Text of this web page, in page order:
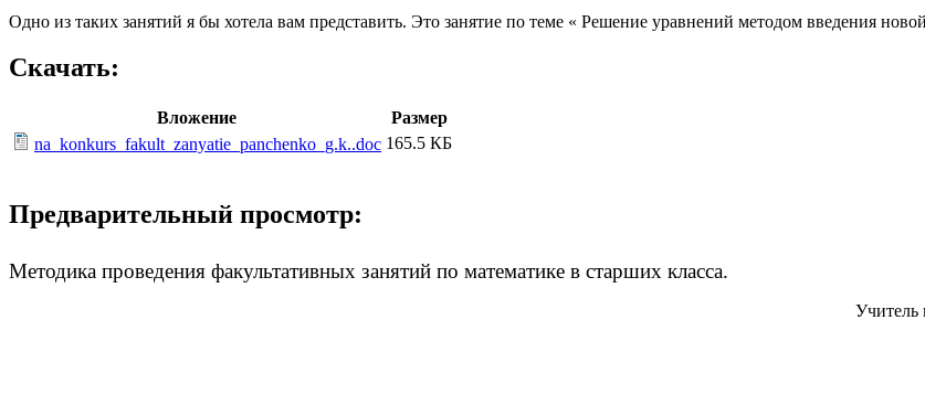
Одно из таких занятий я бы хотела вам представить. Это занятие по теме « Решение уравнений методом введения
Скачать:
Вложение
Размер
na_konkurs_fakult_zanyatie_panchenko_g.k..doc 165.5 КБ
Предварительный просмотр:
Методика проведения факультативных занятий по математике в старших класса.